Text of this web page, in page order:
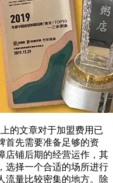
的文章对于加盟费用已
首先需要准备足够的资
店铺后期的经营运作，其
选择一个合适的场所进行
流量比较密集的地方。除